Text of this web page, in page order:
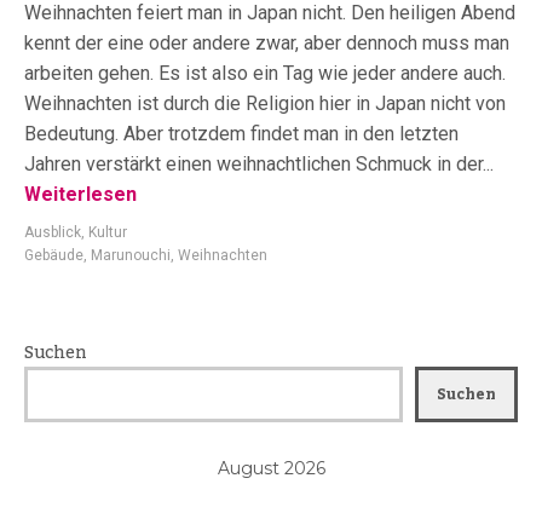
Weihnachten feiert man in Japan nicht. Den heiligen Abend
kennt der eine oder andere zwar, aber dennoch muss man
arbeiten gehen. Es ist also ein Tag wie jeder andere auch.
Weihnachten ist durch die Religion hier in Japan nicht von
Bedeutung. Aber trotzdem findet man in den letzten
Jahren verstärkt einen weihnachtlichen Schmuck in der...
Weiterlesen
Ausblick, Kultur
Gebäude, Marunouchi, Weihnachten
Suchen
Suchen
August 2026